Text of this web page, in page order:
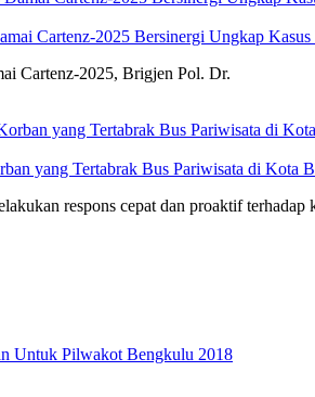
Cartenz-2025 Bersinergi Ungkap
Cartenz-2025, Brigjen Pol. Dr.
yang Tertabrak Bus Pariwisata di Kota
respons cepat dan proaktif
Untuk Pilwakot Bengkulu 2018